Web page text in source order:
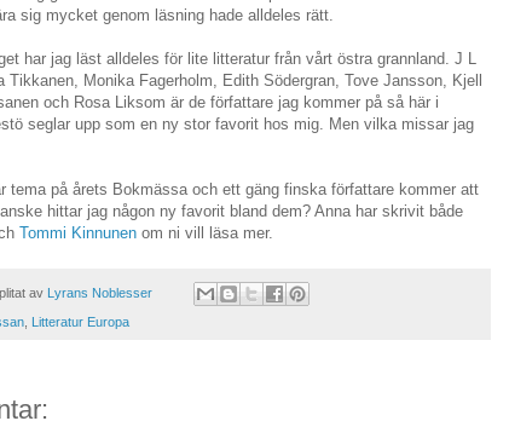
sig mycket genom läsning hade alldeles rätt.
har jag läst alldeles för lite litteratur från vårt östra grannland. J L
Tikkanen, Monika Fagerholm, Edith Södergran, Tove Jansson, Kjell
och Rosa Liksom är de författare jag kommer på så här i
seglar upp som en ny stor favorit hos mig. Men vilka missar jag
tema på årets Bokmässa och ett gäng finska författare kommer att
hittar jag någon ny favorit bland dem? Anna har skrivit både
Tommi Kinnunen om ni vill läsa mer.
av Lyrans Noblesser
Litteratur Europa